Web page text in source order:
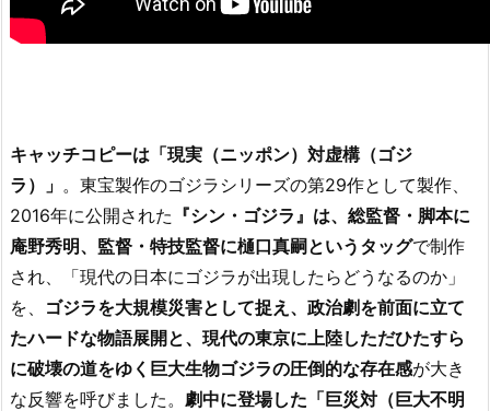
キャッチコピーは「現実（ニッポン）対虚構（ゴジ
ラ）」 。東宝製作のゴジラシリーズの第29作として製作、
2016年に公開された 『シン・ゴジラ』は、総監督・脚本に
庵野秀明、監督・特技監督に樋口真嗣というタッグで制作
され、「現代の日本にゴジラが出現したらどうなるのか」
を、 ゴジラを大規模災害として捉え、政治劇を前面に立て
たハードな物語展開と、現代の東京に上陸しただひたすら
に破壊の道をゆく巨大生物ゴジラの圧倒的な存在感が大き
な反響を呼びました。 劇中に登場した「巨災対（巨大不明